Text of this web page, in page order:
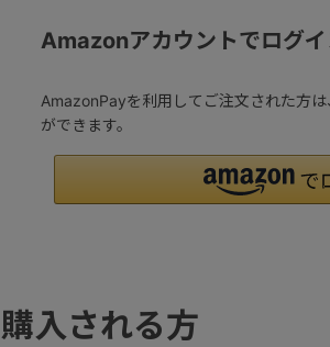
Amazonアカウントでログイ
AmazonPayを利用してご注文された方
ができます。
入される方